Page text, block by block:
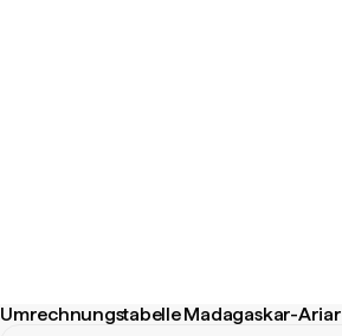
Umrechnungstabelle Madagaskar-